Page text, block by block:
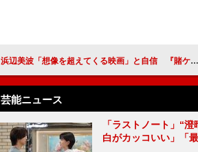
浜辺美波「想像を超えてくる映画」と自信 『賭ケグルイ』完成披露試写に登場
芸能ニュース
「ラストノート」“
白がカッコいい」「